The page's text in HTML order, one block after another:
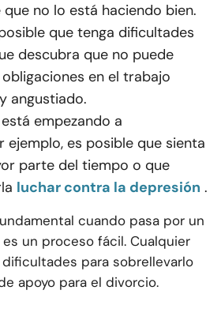
no lo está haciendo bien.
que tenga dificultades
descubra que no puede
en el trabajo
angustiado.
empezando a
ejemplo, es posible que sienta
parte del tiempo o que
luchar contra la depresión .
cuando pasa por un
un proceso fácil. Cualquier
para sobrellevarlo
apoyo para el divorcio.